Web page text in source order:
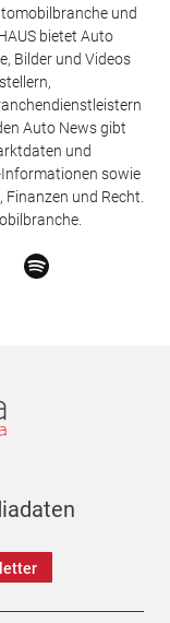
und
bietet Auto
Bilder und Videos
Auto News gibt
und
sowie
und Recht.